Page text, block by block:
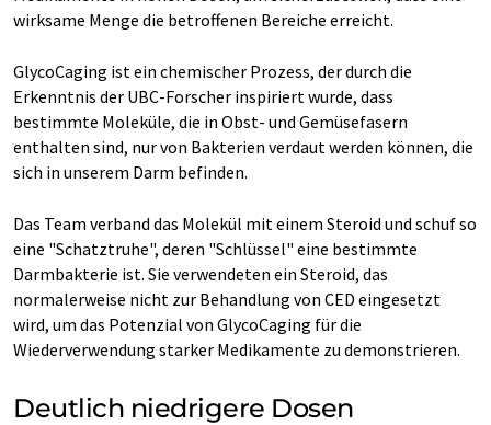
wirksame Menge die betroffenen Bereiche erreicht.
GlycoCaging ist ein chemischer Prozess, der durch die
Erkenntnis der UBC-Forscher inspiriert wurde, dass
bestimmte Moleküle, die in Obst- und Gemüsefasern
enthalten sind, nur von Bakterien verdaut werden können, die
sich in unserem Darm befinden.
Das Team verband das Molekül mit einem Steroid und schuf so
eine "Schatztruhe", deren "Schlüssel" eine bestimmte
Darmbakterie ist. Sie verwendeten ein Steroid, das
normalerweise nicht zur Behandlung von CED eingesetzt
wird, um das Potenzial von GlycoCaging für die
Wiederverwendung starker Medikamente zu demonstrieren.
Deutlich niedrigere Dosen